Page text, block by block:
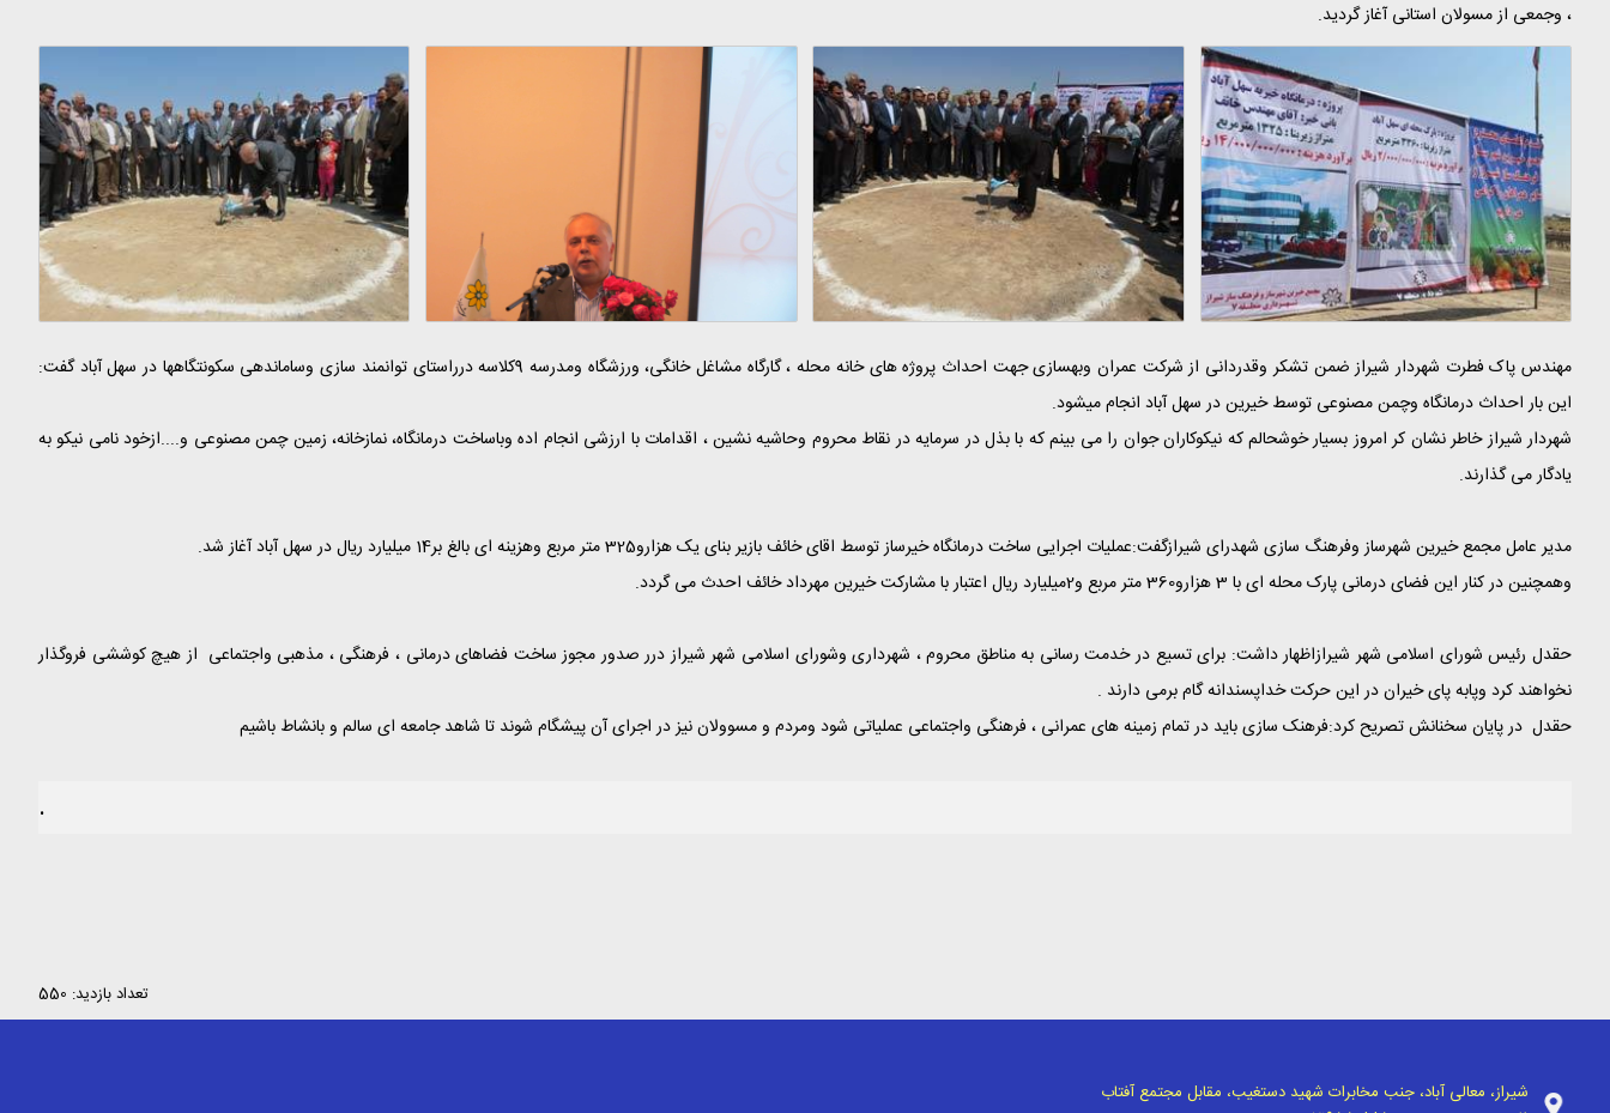
، وجمعی از مسولان استانی آغاز گردید.
مهندس پاک فطرت شهردار شیراز ضمن تشکر وقدردانی از شرکت عمران وبهسازی جهت احداث پروژه های خانه محله ، گارگاه مشاغل خانگی، ورزشگاه ومدرسه 9کلاسه درراستای توانمند سازی وساماندهی سکونتگاهها در سهل آباد گفت:
این بار احداث درمانگاه وچمن مصنوعی توسط خیرین در سهل آباد انجام میشود.
شهردار شیراز خاطر نشان کر امروز بسیار خوشحالم که نیکوکاران جوان را می بینم که با بذل در سرمایه در نقاط محروم وحاشیه نشین ، اقدامات با ارزشی انجام اده وباساخت درمانگاه، نمازخانه، زمین چمن مصنوعی و....ازخود نامی نیکو به
یادگار می گذارند.
مدیر عامل مجمع خیرین شهرساز وفرهنگ سازی شهدرای شیرازگفت:عملیات اجرایی ساخت درمانگاه خیرساز توسط اقای خائف بازیر بنای یک هزارو325 متر مربع وهزینه ای بالغ بر14 میلیارد ریال در سهل آباد آغاز شد.
وهمچنین در کنار این فضای درمانی پارک محله ای با 3 هزارو360 متر مربع و2میلیارد ریال اعتبار با مشارکت خیرین مهرداد خائف احدث می گردد.
حقدل رئیس شورای اسلامی شهر شیرازاظهار داشت: برای تسیع در خدمت رسانی به مناطق محروم ، شهرداری وشورای اسلامی شهر شیراز درر صدور مجوز ساخت فضاهای درمانی ، فرهنگی ، مذهبی واجتماعی از هیچ کوششی فروگذار
نخواهند کرد وپابه پای خیران در این حرکت خداپسندانه گام برمی دارند .
حقدل در پایان سخنانش تصریح کرد:فرهنک سازی باید در تمام زمینه های عمرانی ، فرهنگی واجتماعی عملیاتی شود ومردم و مسوولان نیز در اجرای آن پیشگام شوند تا شاهد جامعه ای سالم و بانشاط باشیم
.
تعداد بازدید: 550
شیراز، معالی آباد، جنب مخابرات شهید دستغیب، مقابل مجتمع آفتاب